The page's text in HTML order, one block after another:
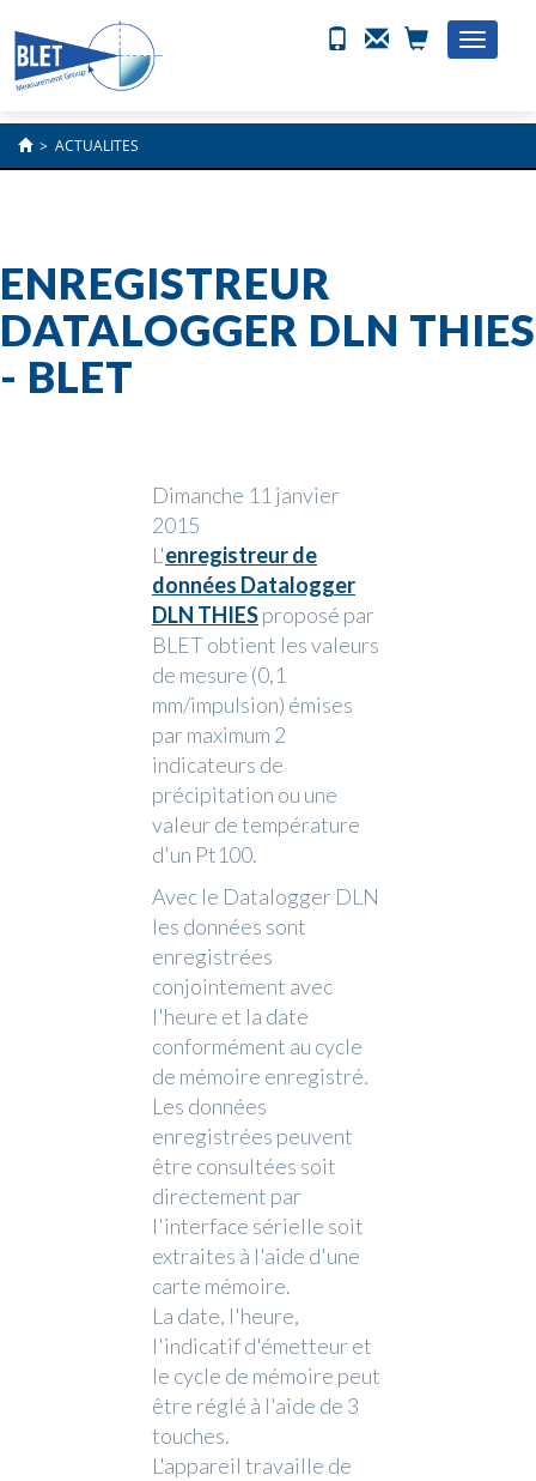
Toggle
> ACTUALITES
ENREGISTREUR
DATALOGGER DLN THIES
- BLET
Dimanche 11 janvier
2015
L'enregistreur de
données Datalogger
DLN THIESproposé par
BLET obtient les valeurs
de mesure (0,1
mm/impulsion) émises
par maximum 2
indicateurs de
précipitation ou une
valeur de température
d'un Pt100.
Avec le Datalogger DLN
les données sont
enregistrées
conjointement avec
l'heure et la date
conformément au cycle
de mémoire enregistré.
Les données
enregistrées peuvent
être consultées soit
directement par
l'interface sérielle soit
extraites à l'aide d'une
carte mémoire.
La date, l'heure,
l'indicatif d'émetteur et
le cycle de mémoire peut
être réglé à l'aide de 3
touches.
L'appareil travaille de